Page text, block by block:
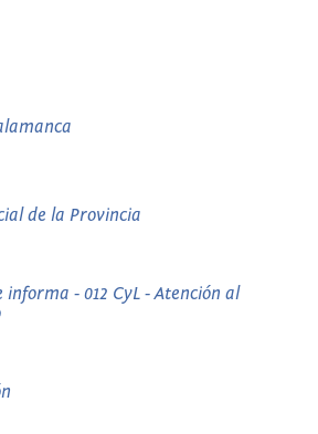
de la Provincia
informa - 012 CyL - Atención al